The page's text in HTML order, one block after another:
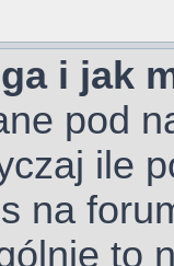
i jak
pod
ile
na
to